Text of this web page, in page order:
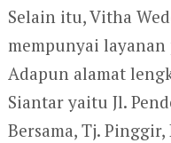
Selain itu, Vitha
mempunyai
Adapun alamat
Siantar yaitu Jl.
Bersama, Tj.